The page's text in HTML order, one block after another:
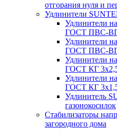
отгорания нуля и
Удлинители
Удлинители
ГОСТ ПВС-
Удлинители
ГОСТ ПВС-
Удлинители
ГОСТ КГ
Удлинители
ГОСТ КГ
Удлинитель
газонокосилок
Стабилизаторы
загородного дома